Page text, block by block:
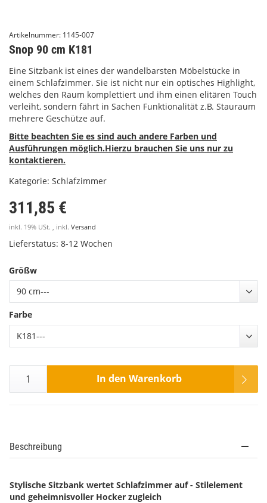
Artikelnummer: 1145-007
Snop 90 cm K181
Eine Sitzbank ist eines der wandelbarsten Möbelstücke in
einem Schlafzimmer. Sie ist nicht nur ein optisches Highlight,
welches den Raum komplettiert und ihm einen elitären Touch
verleiht, sondern fährt in Sachen Funktionalität z.B. Stauraum
mehrere Geschütze auf.
Bitte beachten Sie es sind auch andere Farben und
Ausführungen möglich.Hierzu brauchen Sie uns nur zu
kontaktieren.
Kategorie: Schlafzimmer
311,85 €
inkl. 19% USt. , inkl. Versand
Lieferstatus: 8-12 Wochen
Größw
90 cm---
Farbe
K181---
In den Warenkorb
Beschreibung
Stylische Sitzbank wertet Schlafzimmer auf - Stilelement
und geheimnisvoller Hocker zugleich